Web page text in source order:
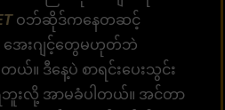
ဝဘ်ဆိုဒ်ကနေတဆင့်
အေးဂျင့်တွေမဟုတ်ဘဲ
ဒီနေ့ပဲ စာရင်းပေးသွင်း
ဘူးလို့ အာမခံပါတယ်။ အင်တာ